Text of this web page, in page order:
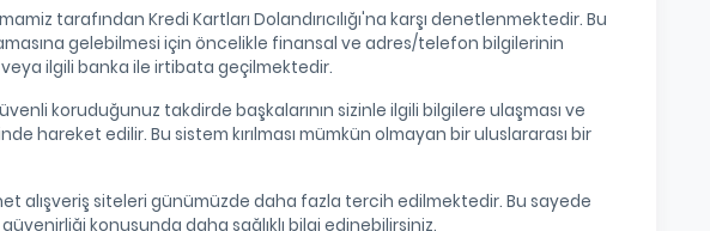
tarafından Kredi Kartları Dolandırıcılığı'na karşı denetlenmektedir. Bu
gelebilmesi için öncelikle finansal ve adres/telefon bilgilerinin
ilgili banka ile irtibata geçilmektedir.
koruduğunuz takdirde başkalarının sizinle ilgili bilgilere ulaşması ve
hareket edilir. Bu sistem kırılması mümkün olmayan bir uluslararası bir
alışveriş siteleri günümüzde daha fazla tercih edilmektedir. Bu sayede
konusunda daha sağlıklı bilgi edinebilirsiniz.